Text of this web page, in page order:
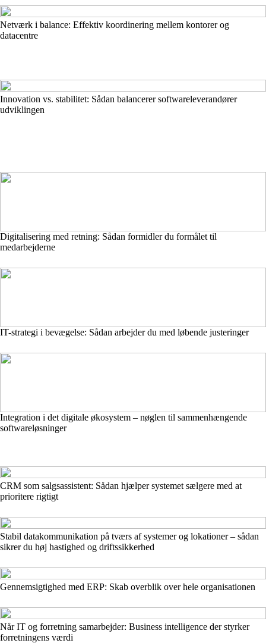
Netværk i balance: Effektiv koordinering mellem kontorer og
datacentre
Innovation vs. stabilitet: Sådan balancerer softwareleverandører
udviklingen
Digitalisering med retning: Sådan formidler du formålet til
medarbejderne
IT-strategi i bevægelse: Sådan arbejder du med løbende justeringer
Integration i det digitale økosystem – nøglen til sammenhængende
softwareløsninger
CRM som salgsassistent: Sådan hjælper systemet sælgere med at
prioritere rigtigt
Stabil datakommunikation på tværs af systemer og lokationer – sådan
sikrer du høj hastighed og driftssikkerhed
Gennemsigtighed med ERP: Skab overblik over hele organisationen
Når IT og forretning samarbejder: Business intelligence der styrker
forretningens værdi